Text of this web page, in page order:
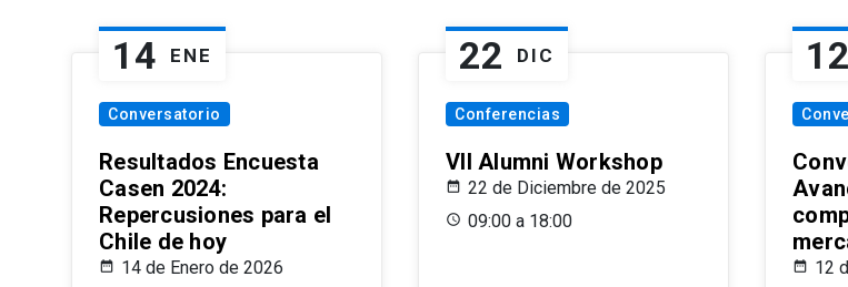
14 ENE
Conversatorio
Resultados Encuesta
Casen 2024:
Repercusiones para el
Chile de hoy
14 de Enero de 2026
22 DIC
Conferencias
VII Alumni Workshop
22 de Diciembre de 2025
09:00 a 18:00
12
12